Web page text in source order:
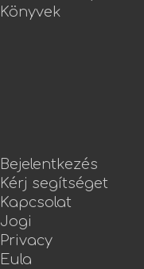
Könyvek
Bejelentkezés
Kérj segítséget
Kapcsolat
Jogi
Privacy
Eula